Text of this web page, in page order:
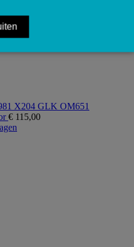
X204 GLK OM651
€ 115,00